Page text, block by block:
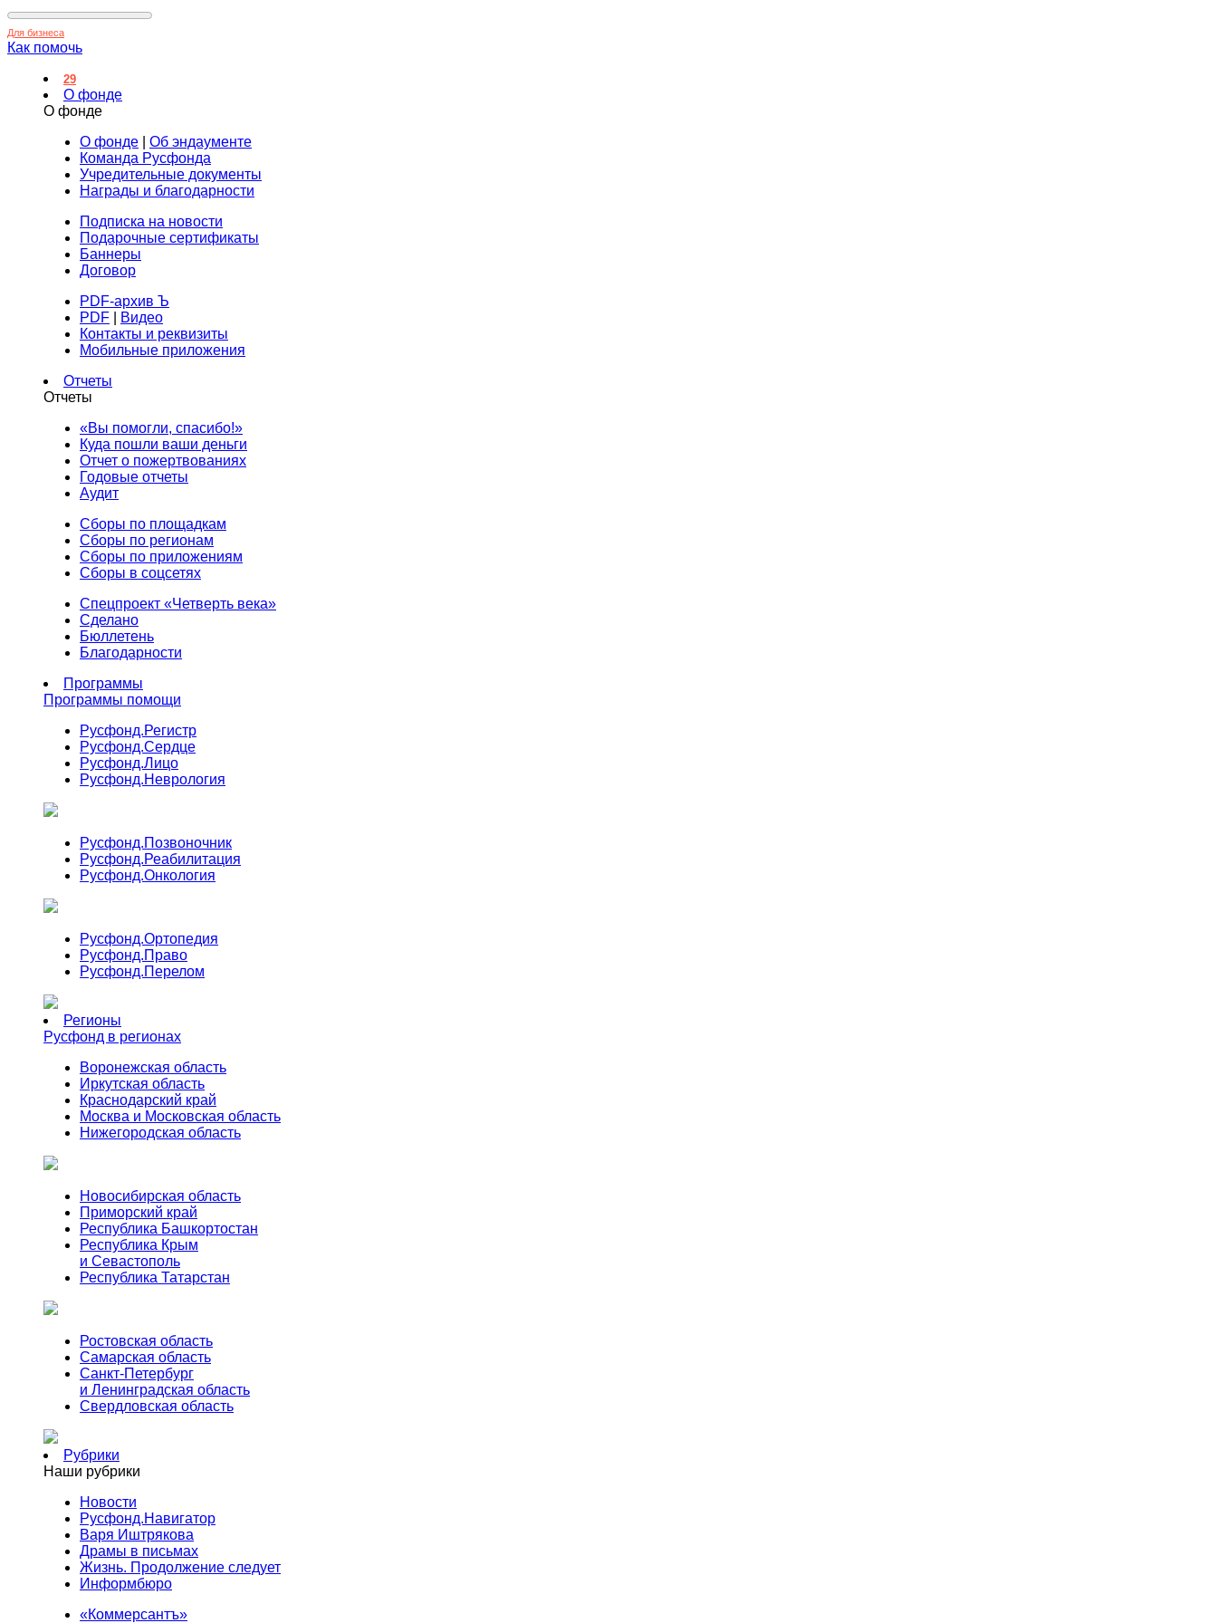
Для бизнеса
Как помочь
29
О фонде
О фонде
О фонде
Об эндаументе
Команда Русфонда
Учредительные документы
Награды и благодарности
Подписка на новости
Подарочные сертификаты
Баннеры
Договор
PDF-архив Ъ
PDF
Видео
Контакты и реквизиты
Мобильные приложения
Отчеты
Отчеты
«Вы помогли, спасибо!»
Куда пошли ваши деньги
Отчет о пожертвованиях
Годовые отчеты
Аудит
Сборы по площадкам
Сборы по регионам
Сборы по приложениям
Сборы в соцсетях
Спецпроект «Четверть века»
Сделано
Бюллетень
Благодарности
Программы
Программы помощи
Русфонд.Регистр
Русфонд.Сердце
Русфонд.Лицо
Русфонд.Неврология
Русфонд.Позвоночник
Русфонд.Реабилитация
Русфонд.Онкология
Русфонд.Ортопедия
Русфонд.Право
Русфонд.Перелом
Регионы
Русфонд в регионах
Воронежская область
Иркутская область
Краснодарский край
Москва и Московская область
Нижегородская область
Новосибирская область
Приморский край
Республика Башкортостан
Республика Крым
и Севастополь
Республика Татарстан
Ростовская область
Самарская область
Санкт-Петербург
и Ленинградская область
Свердловская область
Рубрики
Наши рубрики
Новости
Русфонд.Навигатор
Варя Иштрякова
Драмы в письмах
Жизнь. Продолжение следует
Информбюро
«Коммерсантъ»